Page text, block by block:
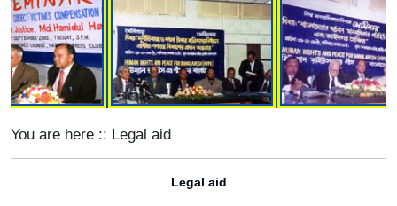
You are here :: Legal aid
Legal aid